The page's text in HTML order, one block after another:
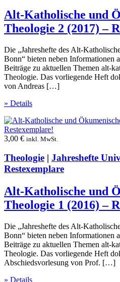
Alt-Katholische und
Theologie 2 (2017) –
Die „Jahreshefte des Alt-
Bonn“ bieten neben Informationen
Beiträge zu aktuellen Themen alt-
Theologie. Das vorliegende Heft
von Andreas […]
» Details
3,00 € inkl. MwSt.
Theologie | Jahreshefte
Restexemplare
Alt-Katholische und
Theologie 1 (2016) –
Die „Jahreshefte des Alt-
Bonn“ bieten neben Informationen
Beiträge zu aktuellen Themen alt-
Theologie. Das vorliegende Heft
Abschiedsvorlesung von Prof. […]
» Details